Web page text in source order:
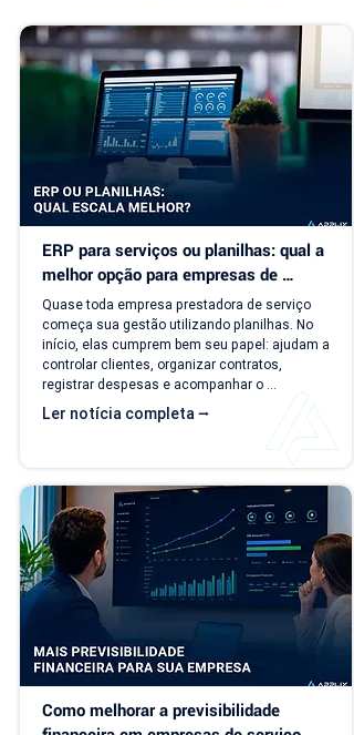
ERP para serviços ou planilhas: qual a
melhor opção para empresas de
serviço?
Ler notícia completa ⭢
Quase toda empresa prestadora de serviço
começa sua gestão utilizando planilhas. No
início, elas cumprem bem seu papel: ajudam a
controlar clientes, organizar contratos,
registrar despesas e acompanhar o
faturamento. O problema é que a empresa
evolui, mas o modelo de gestão muitas vezes
continua o mesmo. Com o aumento da
cobranças recorrentes e processos
financeiros mais complexos, aquilo que antes
era simples passa a consumir tempo, gerar
retrabalho e...
Como melhorar a previsibilidade